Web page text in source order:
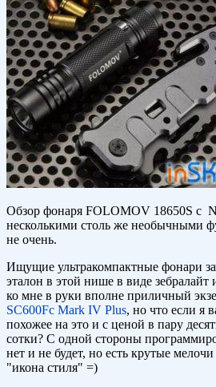
Обзор фонаря FOLOMOV 18650S с
несколькими столь же необычными
не очень.
Ищущие ультракомпактные фонари
эталон в этой нише в виде зебралайт
ко мне в руки вполне приличный
SC600Fc Mark IV Plus, но что если я
похожее на это и с ценой в пару
сотки? С одной стороны
нет и не будет, но есть крутые
"икона стиля" =)